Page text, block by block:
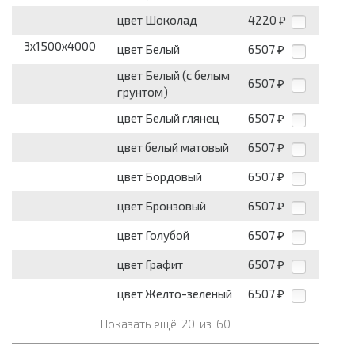
цвет Шоколад 4220 ₽
3x1500x4000 цвет Белый 6507 ₽
цвет Белый (с белым
грунтом)
6507 ₽
цвет Белый глянец 6507 ₽
цвет белый матовый 6507 ₽
цвет Бордовый 6507 ₽
цвет Бронзовый 6507 ₽
цвет Голубой 6507 ₽
цвет Графит 6507 ₽
цвет Желто-зеленый 6507 ₽
Показать ещё 20 из 60